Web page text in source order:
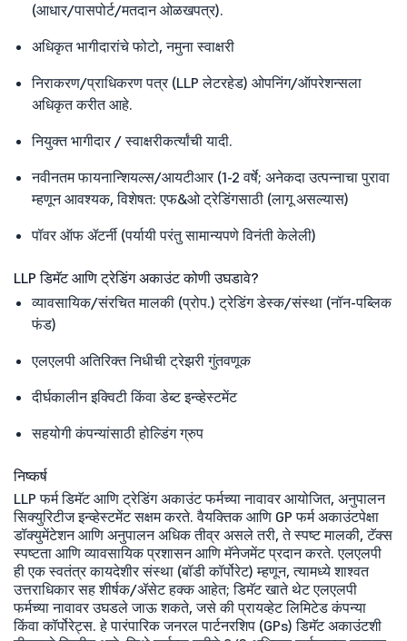
(आधार/पासपोर्ट/मतदान ओळखपत्र).
अधिकृत भागीदारांचे फोटो, नमुना स्वाक्षरी
निराकरण/प्राधिकरण पत्र (LLP लेटरहेड) ओपनिंग/ऑपरेशन्सला
अधिकृत करीत आहे.
नियुक्त भागीदार / स्वाक्षरीकर्त्यांची यादी.
नवीनतम फायनान्शियल्स/आयटीआर (1-2 वर्षे; अनेकदा उत्पन्नाचा पुरावा
म्हणून आवश्यक, विशेषत: एफ&ओ ट्रेडिंगसाठी (लागू असल्यास)
पॉवर ऑफ ॲटर्नी (पर्यायी परंतु सामान्यपणे विनंती केलेली)
LLP डिमॅट आणि ट्रेडिंग अकाउंट कोणी उघडावे?
व्यावसायिक/संरचित मालकी (प्रोप.) ट्रेडिंग डेस्क/संस्था (नॉन-पब्लिक
फंड)
एलएलपी अतिरिक्त निधीची ट्रेझरी गुंतवणूक
दीर्घकालीन इक्विटी किंवा डेब्ट इन्व्हेस्टमेंट
सहयोगी कंपन्यांसाठी होल्डिंग ग्रुप
निष्कर्ष
LLP फर्म डिमॅट आणि ट्रेडिंग अकाउंट फर्मच्या नावावर आयोजित, अनुपालन
सिक्युरिटीज इन्व्हेस्टमेंट सक्षम करते. वैयक्तिक आणि GP फर्म अकाउंटपेक्षा
डॉक्युमेंटेशन आणि अनुपालन अधिक तीव्र असले तरी, ते स्पष्ट मालकी, टॅक्स
स्पष्टता आणि व्यावसायिक प्रशासन आणि मॅनेजमेंट प्रदान करते. एलएलपी
ही एक स्वतंत्र कायदेशीर संस्था (बॉडी कॉर्पोरेट) म्हणून, त्यामध्ये शाश्वत
उत्तराधिकार सह शीर्षक/ॲसेट हक्क आहेत; डिमॅट खाते थेट एलएलपी
फर्मच्या नावावर उघडले जाऊ शकते, जसे की प्रायव्हेट लिमिटेड कंपन्या
किंवा कॉर्पोरेट्स. हे पारंपारिक जनरल पार्टनरशिप (GPs) डिमॅट अकाउंटशी